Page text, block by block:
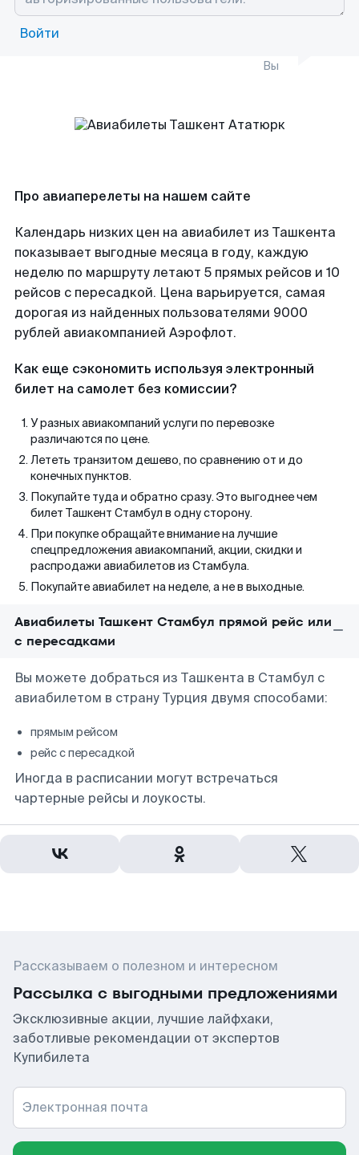
Войти
Вы
Про авиаперелеты на нашем сайте
Календарь низких цен на авиабилет из Ташкента
показывает выгодные месяца в году, каждую
неделю по маршруту летают 5 прямых рейсов и 10
рейсов с пересадкой. Цена варьируется, самая
дорогая из найденных пользователями 9000
рублей авиакомпанией Аэрофлот.
Как еще сэкономить используя электронный
билет на самолет без комиссии?
У разных авиакомпаний услуги по перевозке
различаются по цене.
Лететь транзитом дешево, по сравнению от и до
конечных пунктов.
Покупайте туда и обратно сразу. Это выгоднее чем
билет Ташкент Стамбул в одну сторону.
При покупке обращайте внимание на лучшие
спецпредложения авиакомпаний, акции, скидки и
распродажи авиабилетов из Стамбула.
Покупайте авиабилет на неделе, а не в выходные.
Авиабилеты Ташкент Стамбул прямой рейс или
с пересадками
Вы можете добраться из Ташкента в Стамбул с
авиабилетом в страну Турция двумя способами:
прямым рейсом
рейс с пересадкой
Иногда в расписании могут встречаться
чартерные рейсы и лоукосты.
Рассказываем о полезном и интересном
Рассылка с выгодными предложениями
Эксклюзивные акции, лучшие лайфхаки,
заботливые рекомендации от экспертов
Купибилета
Электронная почта